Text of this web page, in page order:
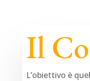
Il
L’obiettivo è